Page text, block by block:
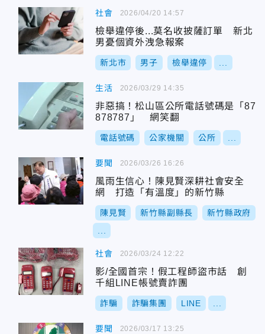
社會
檢舉違停後...莫名收披薩訂單 新北
男憂個資外洩急報案
新北市 男子 檢舉違停
2026/04/20 14:57
生活
非惡搞！松山區公所電話號碼是「87
878787」 網笑翻
電話號碼 公家機關 公所
2026/03/29 14:35
要聞
風雨生信心！陳見賢深耕社會安全
網 打造「有溫度」的新竹縣
陳見賢 新竹縣副縣長 新竹縣政府
2026/03/26 16:26
社會
影/全國首宗！假工程師盜市話 創
千組LINE帳號賣詐團
詐騙 詐騙集團 LINE
2026/03/24 12:22
要聞 2026/03/17 13:25